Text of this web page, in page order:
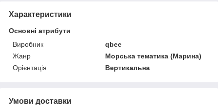
Характеристики
Основні атрибути
Виробник
qbee
Жанр
Морська тематика (Марина)
Орієнтація
Вертикальна
Умови доставки